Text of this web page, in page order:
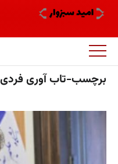
برچسب-تاب آوری فردی